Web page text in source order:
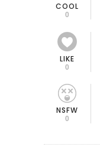
COOL
0
LIKE
0
NSFW
0